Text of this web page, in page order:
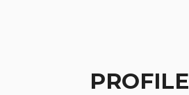
PROFILE